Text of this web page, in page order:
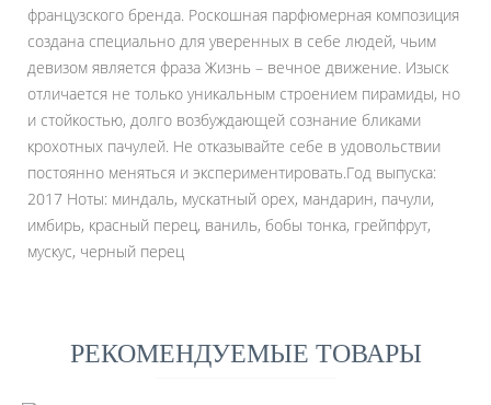
французского бренда. Роскошная парфюмерная композиция
создана специально для уверенных в себе людей, чьим
девизом является фраза Жизнь – вечное движение. Изыск
отличается не только уникальным строением пирамиды, но
и стойкостью, долго возбуждающей сознание бликами
крохотных пачулей. Не отказывайте себе в удовольствии
постоянно меняться и экспериментировать.Год выпуска:
2017 Ноты: миндаль, мускатный орех, мандарин, пачули,
имбирь, красный перец, ваниль, бобы тонка, грейпфрут,
мускус, черный перец
РЕКОМЕНДУЕМЫЕ ТОВАРЫ